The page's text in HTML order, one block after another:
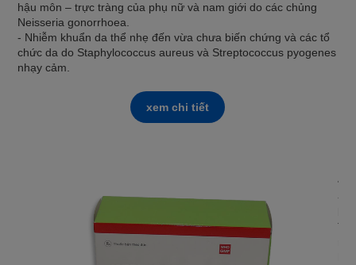
hậu môn – trực tràng của phụ nữ và nam giới do các chủng
Neisseria gonorrhoea.
- Nhiễm khuẩn da thể nhẹ đến vừa chưa biến chứng và các tổ
chức da do Staphylococcus aureus và Streptococcus pyogenes
nhạy cảm.
xem chi tiết
-